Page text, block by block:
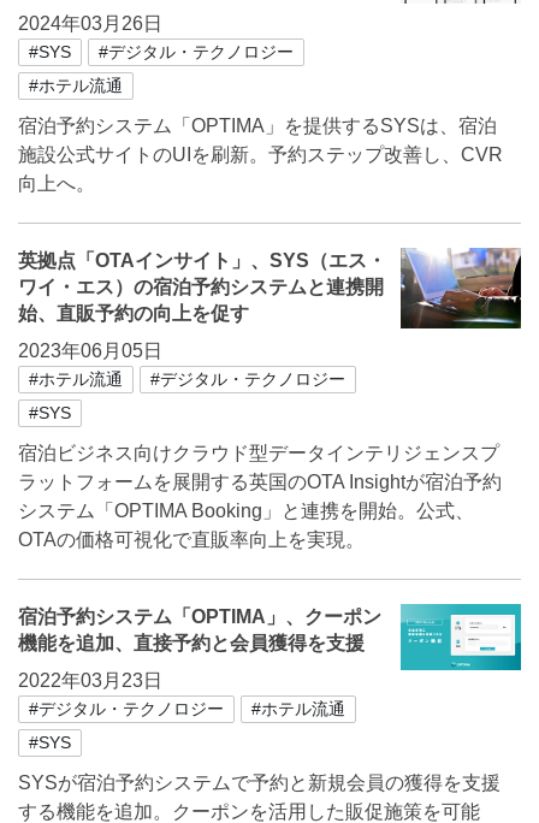
2024年03月26日
#SYS
#デジタル・テクノロジー
#ホテル流通
宿泊予約システム「OPTIMA」を提供するSYSは、宿泊
施設公式サイトのUIを刷新。予約ステップ改善し、CVR
向上へ。
英拠点「OTAインサイト」、SYS（エス・
ワイ・エス）の宿泊予約システムと連携開
始、直販予約の向上を促す
2023年06月05日
#ホテル流通
#デジタル・テクノロジー
#SYS
宿泊ビジネス向けクラウド型データインテリジェンスプ
ラットフォームを展開する英国のOTA Insightが宿泊予約
システム「OPTIMA Booking」と連携を開始。公式、
OTAの価格可視化で直販率向上を実現。
宿泊予約システム「OPTIMA」、クーポン
機能を追加、直接予約と会員獲得を支援
2022年03月23日
#デジタル・テクノロジー
#ホテル流通
#SYS
SYSが宿泊予約システムで予約と新規会員の獲得を支援
する機能を追加。クーポンを活用した販促施策を可能